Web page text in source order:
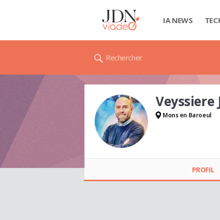
IA NEWS
Rechercher
Veyssiere
Mons en Baroeul
PROFIL